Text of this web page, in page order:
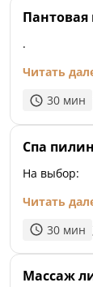
Пантовая
.
Читать
30 мин
Спа
На выбор:
Читать
30 мин
Массаж